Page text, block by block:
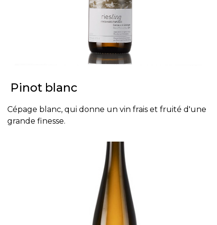
Pinot blanc
Cépage blanc, qui donne un vin frais et fruité d'une
grande finesse.